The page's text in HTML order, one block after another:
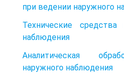
при ведении наружного
Технические средства
наблюдения
Аналитическая
наружного наблюдения